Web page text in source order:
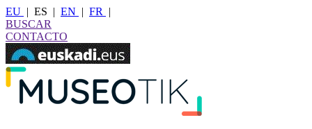
EU | ES | EN | FR
|
BUSCAR
CONTACTO